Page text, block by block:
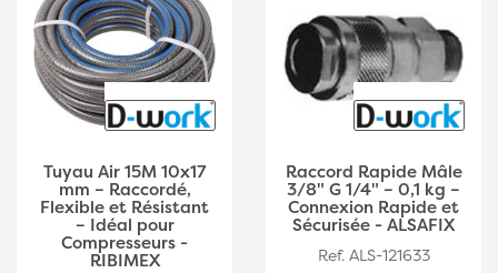
Tuyau Air 15M 10x17
mm – Raccordé,
Flexible et Résistant
– Idéal pour
Compresseurs -
RIBIMEX
Raccord Rapide Mâle
3/8" G 1/4" – 0,1 kg –
Connexion Rapide et
Sécurisée - ALSAFIX
Ref. ALS-121633